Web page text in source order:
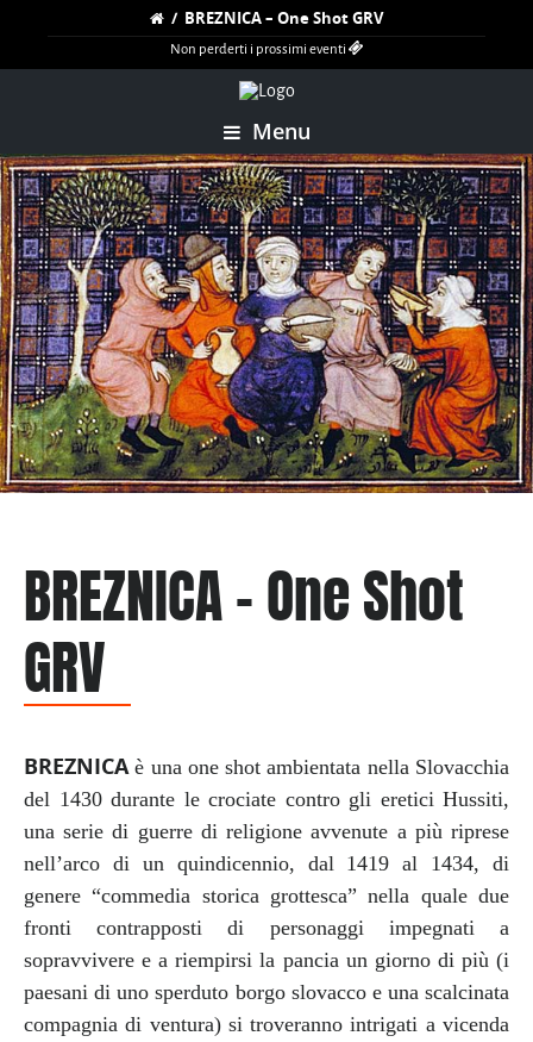
/ BREZNICA – One Shot GRV
Non perderti i prossimi eventi
Menu
BREZNICA – One Shot
GRV
BREZNICA è una one shot ambientata nella Slovacchia
del 1430 durante le crociate contro gli eretici Hussiti,
una serie di guerre di religione avvenute a più riprese
nell’arco di un quindicennio, dal 1419 al 1434, di
genere “commedia storica grottesca” nella quale due
fronti contrapposti di personaggi impegnati a
sopravvivere e a riempirsi la pancia un giorno di più (i
paesani di uno sperduto borgo slovacco e una scalcinata
compagnia di ventura) si troveranno intrigati a vicenda